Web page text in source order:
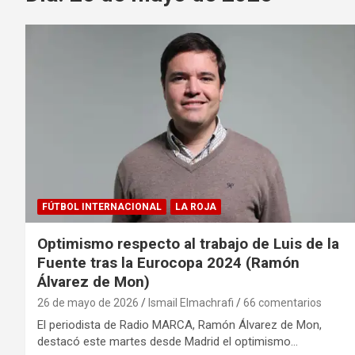
FÚTBOL INTERNACIONAL LA ROJA
Optimismo respecto al trabajo de Luis de la
Fuente tras la Eurocopa 2024 (Ramón
Álvarez de Mon)
26 de mayo de 2026 Ismail Elmachrafi 66 comentarios
El periodista de Radio MARCA, Ramón Álvarez de Mon,
destacó este martes desde Madrid el optimismo…